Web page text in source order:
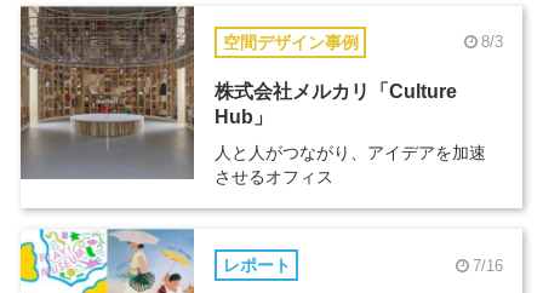
空間デザイン事例 8/3
株式会社メルカリ「Culture
Hub」
人と人がつながり、アイデアを加速
させるオフィス
レポート 7/16